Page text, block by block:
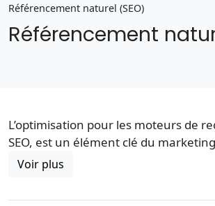
Référencement naturel (SEO)
Référencement
L’optimisation pour les moteurs de
SEO, est un élément clé du
Voir plus